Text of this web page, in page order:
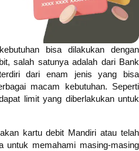
bisa dilakukan dengan
salah satunya adalah dari Bank
dari enam jenis yang bisa
macam kebutuhan. Seperti
limit yang diberlakukan untuk
kartu debit Mandiri atau telah
untuk memahami masing-masing